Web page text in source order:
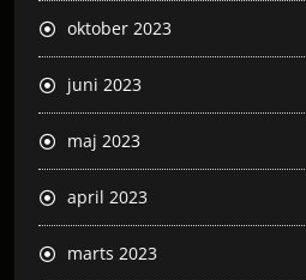
oktober 2023
juni 2023
maj 2023
april 2023
marts 2023